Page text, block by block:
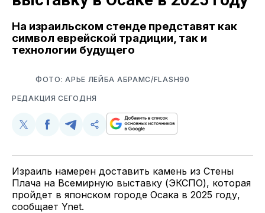
На израильском стенде представят как
символ еврейской традиции, так и
технологии будущего
ФОТО: АРЬЕ ЛЕЙБА АБРАМС/FLASH90
РЕДАКЦИЯ СЕГОДНЯ
Поделиться
Twitter
Поделиться
Facebook
Поделиться
Telegram
Скопируйте
поделитесь
Израиль намерен доставить камень из Стены
Плача на Всемирную выставку (ЭКСПО), которая
пройдет в японском городе Осака в 2025 году,
сообщает Ynet.